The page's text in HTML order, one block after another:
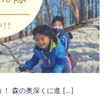
！ 森の奥深くに進 […]